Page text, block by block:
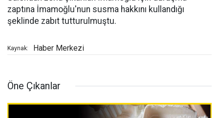
zaptına İmamoğlu'nun susma hakkını kullandığı
şeklinde zabıt tutturulmuştu.
Kaynak: Haber Merkezi
Öne Çıkanlar